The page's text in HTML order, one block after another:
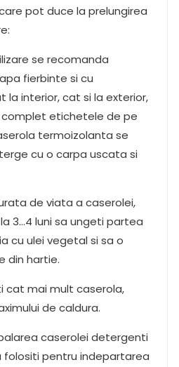
pot duce la prelungirea
se recomanda
fierbinte si cu
la interior, cat si la exterior,
etichetele de pe
termoizolanta se
cu o carpa uscata si
de viata a caserolei,
3…4 luni sa ungeti partea
cu ulei vegetal si sa o
din hartie.
cat mai mult caserola,
de caldura.
caserolei detergenti
folositi pentru indepartarea